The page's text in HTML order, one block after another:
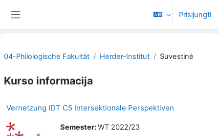
Prisijungti
04-Philologische Fakultät Herder-Institut Suvestinė
Kurso informacija
Vernetzung IDT C5 Intersektionale Perspektiven
Semester:WT 2022/23